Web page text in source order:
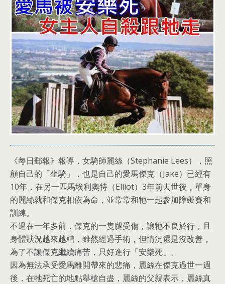
《每日郵報》報導，女騎師麗絲（Stephanie Lees），照
顧自己的「坐騎」，也是自己的愛馬傑克（Jake）已經有
10年，在另一匹馬埃利奧特（Elliot）3年前去世後，單身
的麗絲就和傑克相依為命，並常常和牠一起參加障礙賽和
訓練。
不過在一年多前，傑克的一隻腿受傷，讓牠不良於行，且
身體狀況越來越糟，雖然經過手術，但情況還是沒改善，
為了不讓傑克繼續痛苦，只好進行「安樂死」。
因為無法承受愛馬離開帶來的悲痛，麗絲在傑克過世一週
後，在牠死亡的地點舉槍自盡，麗絲的父親表示，麗絲真